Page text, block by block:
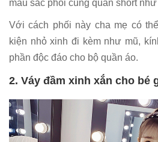
màu sắc phối cùng quần short
Với cách phối này cha mẹ có
kiện nhỏ xinh đi kèm như mũ,
phần độc đáo cho bộ quần áo.
2. Váy đầm xinh xắn cho bé